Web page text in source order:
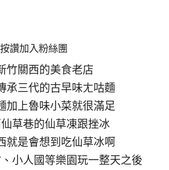
按讚加入粉絲團
竹關西的美食老店
承三代的古早味ㄤ咕麵
加上魯味小菜就很滿足
草巷的仙草凍跟挫冰
就是會想到吃仙草冰啊
小人國等樂園玩一整天之後